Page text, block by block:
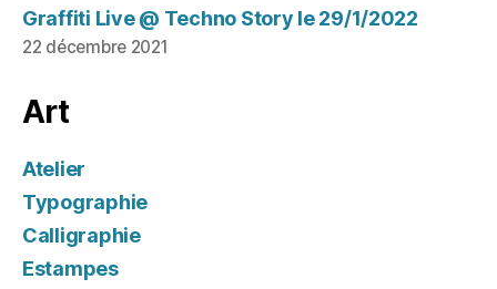
Graffiti Live @ Techno Story le 29/1/2022
22 décembre 2021
Art
Atelier
Typographie
Calligraphie
Estampes